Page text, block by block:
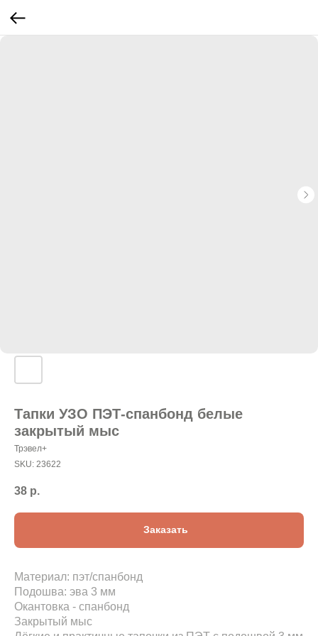
Тапки УЗО ПЭТ-спанбонд белые
закрытый мыс
Трэвел+
SKU: 23622
38 р.
Заказать
Материал: пэт/спанбонд
Подошва: эва 3 мм
Окантовка - спанбонд
Закрытый мыс